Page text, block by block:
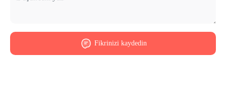
Fikrinizi kaydedin